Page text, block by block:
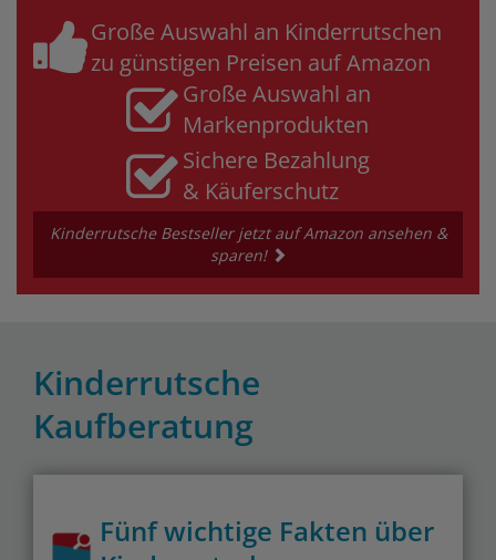
Große Auswahl an Kinderrutschen
zu günstigen Preisen auf Amazon
Große Auswahl an
Markenprodukten
Sichere Bezahlung
& Käuferschutz
Kinderrutsche Bestseller jetzt auf Amazon ansehen &
sparen!
Kinderrutsche
Kaufberatung
Fünf wichtige Fakten über